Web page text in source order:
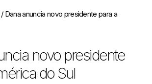
/ Dana anuncia novo presidente para a
novo presidente
do Sul